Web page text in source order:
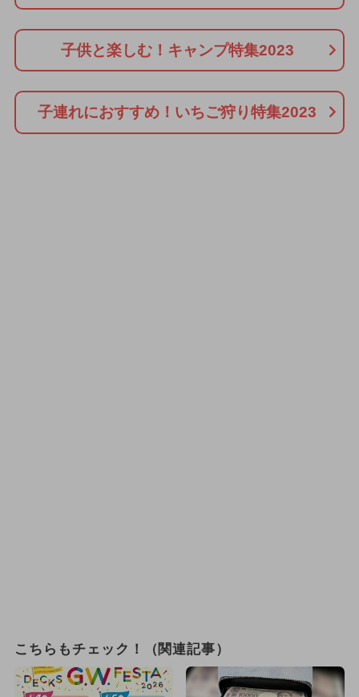
子供と楽しむ！キャンプ特集2023
子連れにおすすめ！いちご狩り特集2023
こちらもチェック！（関連記事）